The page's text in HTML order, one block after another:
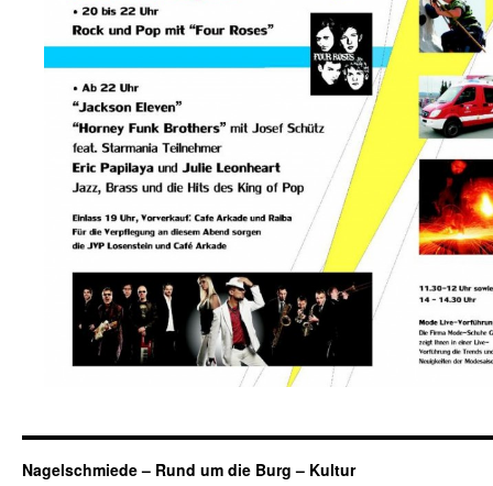
Nagelschmiede – Rund um die Burg – Kultur